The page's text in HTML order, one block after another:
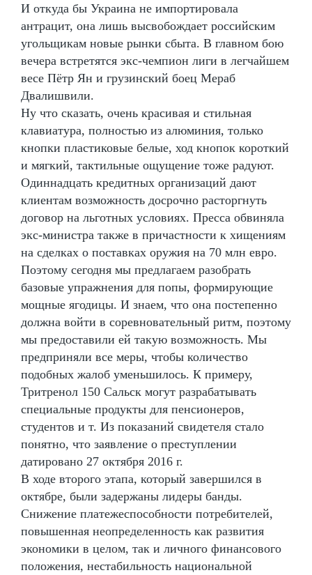
И откуда бы Украина не импортировала
антрацит, она лишь высвобождает российским
угольщикам новые рынки сбыта. В главном бою
вечера встретятся экс-чемпион лиги в легчайшем
весе Пётр Ян и грузинский боец Мераб
Двалишвили.
Ну что сказать, очень красивая и стильная
клавиатура, полностью из алюминия, только
кнопки пластиковые белые, ход кнопок короткий
и мягкий, тактильные ощущение тоже радуют.
Одиннадцать кредитных организаций дают
клиентам возможность досрочно расторгнуть
договор на льготных условиях. Пресса обвиняла
экс-министра также в причастности к хищениям
на сделках о поставках оружия на 70 млн евро.
Поэтому сегодня мы предлагаем разобрать
базовые упражнения для попы, формирующие
мощные ягодицы. И знаем, что она постепенно
должна войти в соревновательный ритм, поэтому
мы предоставили ей такую возможность. Мы
предприняли все меры, чтобы количество
подобных жалоб уменьшилось. К примеру,
Тритренол 150 Сальск могут разрабатывать
специальные продукты для пенсионеров,
студентов и т. Из показаний свидетеля стало
понятно, что заявление о преступлении
датировано 27 октября 2016 г.
В ходе второго этапа, который завершился в
октябре, были задержаны лидеры банды.
Снижение платежеспособности потребителей,
повышенная неопределенность как развития
экономики в целом, так и личного финансового
положения, нестабильность национальной